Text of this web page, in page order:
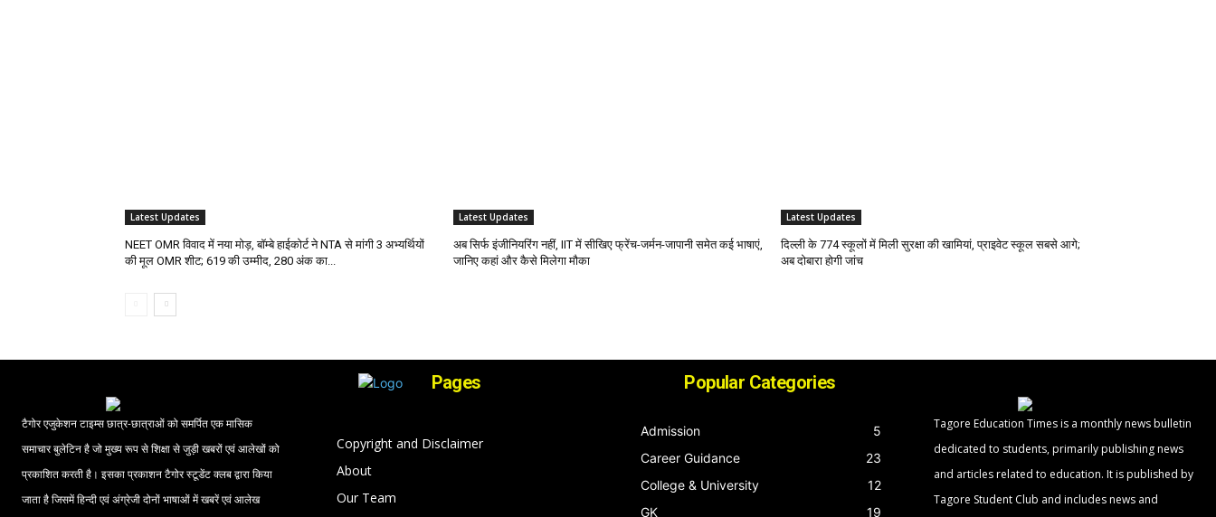
Latest Updates
NEET OMR विवाद में नया मोड़, बॉम्बे हाईकोर्ट ने NTA से मांगी 3 अभ्यर्थियों
की मूल OMR शीट; 619 की उम्मीद, 280 अंक का...
Latest Updates
अब सिर्फ इंजीनियरिंग नहीं, IIT में सीखिए फ्रेंच-जर्मन-जापानी समेत कई भाषाएं,
जानिए कहां और कैसे मिलेगा मौका
Latest Updates
दिल्ली के 774 स्कूलों में मिली सुरक्षा की खामियां, प्राइवेट स्कूल सबसे आगे;
अब दोबारा होगी जांच
टैगोर एजुकेशन टाइम्स छात्र-छात्राओं को समर्पित एक मासिक
समाचार बुलेटिन है जो मुख्य रूप से शिक्षा से जुड़ी खबरों एवं आलेखों को
प्रकाशित करती है। इसका प्रकाशन टैगोर स्टूडेंट क्लब द्वारा किया
जाता है जिसमें हिन्दी एवं अंग्रेजी दोनों भाषाओं में खबरें एवं आलेख
Pages
Copyright and Disclaimer
About
Our Team
Popular Categories
Admission
5
Career Guidance
23
College & University
12
GK
19
Tagore Education Times is a monthly news bulletin
dedicated to students, primarily publishing news
and articles related to education. It is published by
Tagore Student Club and includes news and